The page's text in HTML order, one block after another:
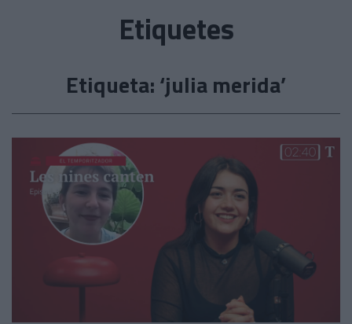
Etiquetes
Etiqueta: ‘julia merida’